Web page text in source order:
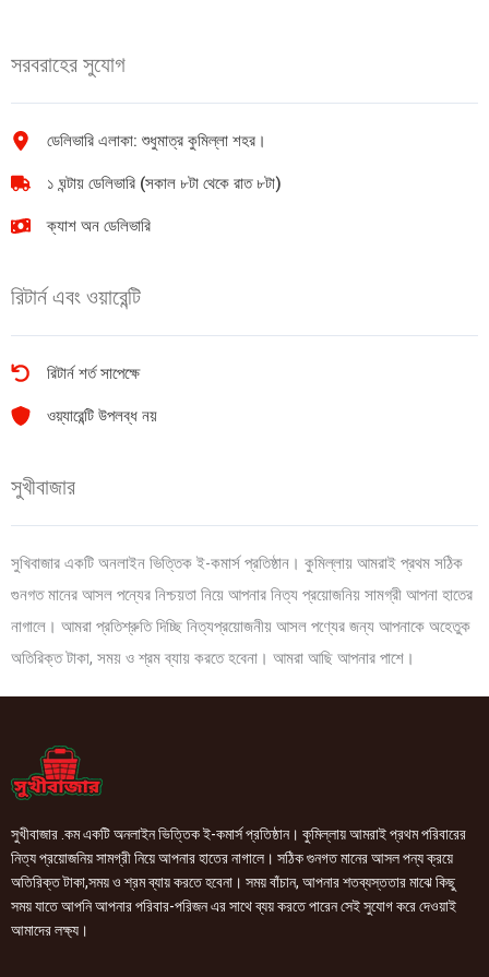
সরবরাহের সুযোগ
ডেলিভারি এলাকা: শুধুমাত্র কুমিল্লা শহর।
১ ঘন্টায় ডেলিভারি (সকাল ৮টা থেকে রাত ৮টা)
ক্যাশ অন ডেলিভারি
রিটার্ন এবং ওয়ারেন্টি
রিটার্ন শর্ত সাপেক্ষে
ওয়্যারেন্টি উপলব্ধ নয়
সুখীবাজার
সুখিবাজার একটি অনলাইন ভিত্তিক ই-কমার্স প্রতিষ্ঠান। কুমিল্লায় আমরাই প্রথম সঠিক
গুনগত মানের আসল পন্যের নিশ্চয়তা নিয়ে আপনার নিত্য প্রয়োজনিয় সামগ্রী আপনা হাতের
নাগালে। আমরা প্রতিশ্রুতি দিচ্ছি নিত্যপ্রয়োজনীয় আসল পণ্যের জন্য আপনাকে অহেতুক
অতিরিক্ত টাকা, সময় ও শ্রম ব্যায় করতে হবেনা। আমরা আছি আপনার পাশে।
সুখীবাজার .কম একটি অনলাইন ভিত্তিক ই-কমার্স প্রতিষ্ঠান। কুমিল্লায় আমরাই প্রথম পরিবারের
নিত্য প্রয়োজনিয় সামগ্রী নিয়ে আপনার হাতের নাগালে। সঠিক গুনগত মানের আসল পন্য ক্রয়ে
অতিরিক্ত টাকা,সময় ও শ্রম ব্যায় করতে হবেনা। সময় বাঁচান, আপনার শতব্যস্ততার মাঝে কিছু
সময় যাতে আপনি আপনার পরিবার-পরিজন এর সাথে ব্যয় করতে পারেন সেই সুযোগ করে দেওয়াই
আমাদের লক্ষ্য।